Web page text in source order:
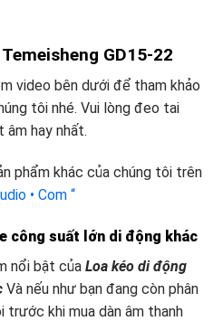
GD15-22
video bên dưới để tham khảo
tôi nhé. Vui lòng đeo tai
âm hay nhất.
phẩm khác của chúng tôi trên
• Com “
công suất lớn d i động khác
nổi bật của Loa kéo di động
Và nếu như bạn đang còn phân
trước khi mua dàn âm thanh